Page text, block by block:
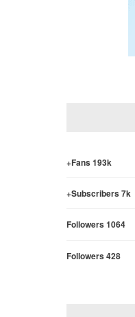
Fans 193k+
Subscribers 7k+
Followers 1064
Followers 428